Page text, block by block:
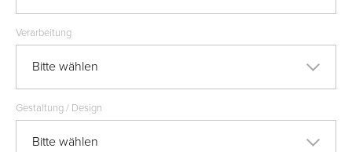
Verarbeitung
Bitte wählen
Gestaltung / Design
Bitte wählen